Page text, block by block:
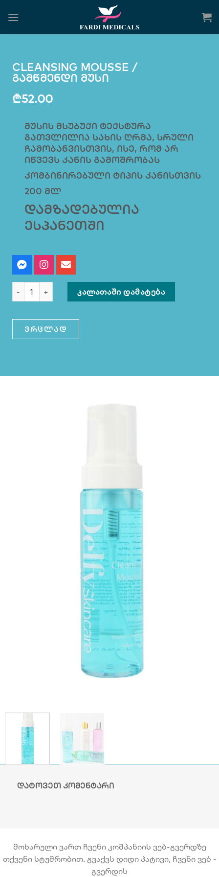
CLEANSING MOUSSE /
გამწმენდი მუსი
₾52.00
მუსის მსუბუქი ტექსტურა
გათვლილია სახის ღრმა, სრული
ჩამობანვისთვის, ისე, რომ არ
იწვევს კანის გამოშრობას
კომბინირებული ტიპის კანისთვის
200 მლ
დამზადებულია
ესპანეთში
ᲙᲐᲚᲐᲗᲐᲨᲘ ᲓᲐᲛᲐᲢᲔᲑᲐ
ვრცლად
დატოვეთ კომენტარი
მოხარული ვართ ჩვენი კომპანიის ვებ-გვერდზე
თქვენი სტუმრობით. გვაქვს დიდი პატივი, ჩვენი ვებ -
გვერდის